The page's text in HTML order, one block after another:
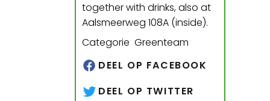
together with drinks, also at
Aalsmeerweg 108A (inside).
Categorie Greenteam
DEEL OP FACEBOOK
DEEL OP TWITTER